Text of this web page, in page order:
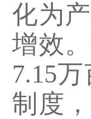
化为
增效
7.15万
制度